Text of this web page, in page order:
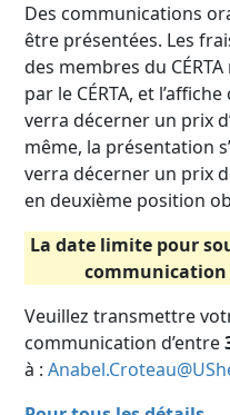
Des communications
être présentées. Les
des membres du
par le CÉRTA, et
verra décerner un prix
même, la présentation
verra décerner un prix
en deuxième position
La date limite pour
communication
Veuillez transmettre
communication d’entre
à :